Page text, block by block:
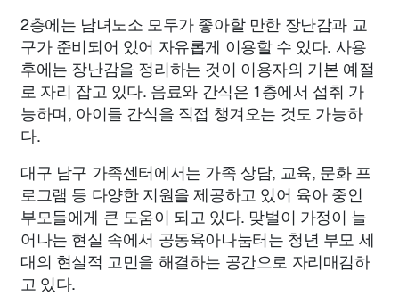
2층에는 남녀노소 모두가 좋아할 만한 장난감과 교
구가 준비되어 있어 자유롭게 이용할 수 있다. 사용
후에는 장난감을 정리하는 것이 이용자의 기본 예절
로 자리 잡고 있다. 음료와 간식은 1층에서 섭취 가
능하며, 아이들 간식을 직접 챙겨오는 것도 가능하
다.
대구 남구 가족센터에서는 가족 상담, 교육, 문화 프
로그램 등 다양한 지원을 제공하고 있어 육아 중인
부모들에게 큰 도움이 되고 있다. 맞벌이 가정이 늘
어나는 현실 속에서 공동육아나눔터는 청년 부모 세
대의 현실적 고민을 해결하는 공간으로 자리매김하
고 있다.